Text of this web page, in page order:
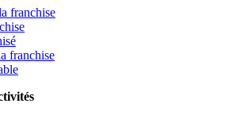
franchise
franchise